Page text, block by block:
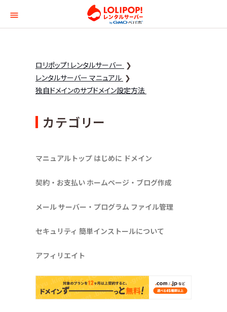
ロリポップ！レンタル
ロリポップ！レンタルサーバー
レンタルサーバー マニュアル
独自ドメインのサブドメイン設定方法
カテゴリー
マニュアルトップ はじめに ドメイン
契約・お支払い ホームページ・ブログ作成
メールサーバー・プログラム ファイル管理
セキュリティ 簡単インストールについて
アフィリエイト